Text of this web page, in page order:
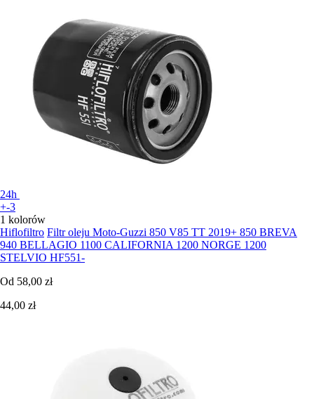
24h
+-3
1 kolorów
Hiflofiltro Filtr oleju Moto-Guzzi 850 V85 TT 2019+ 850 BREVA
940 BELLAGIO 1100 CALIFORNIA 1200 NORGE 1200
STELVIO HF551-
Od 58,00 zł
44,00 zł